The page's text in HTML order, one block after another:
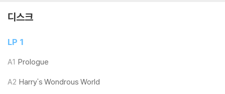
1) 침압 조절 기능이 없는 턴테이블을 사용하시는 경우, (주로 올인원 형태
수 있습니다.
하니 침압 조절이 가능한 기기에서 재생하실 것을 권유 드립니다.
디스크
LP 1
A1 Prologue
A2 Harry's Wondrous World